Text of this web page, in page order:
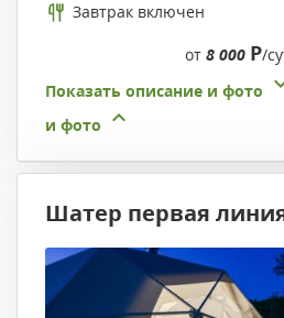
Завтрак включен
от 8 000 Р/
Показать описание и фото
и фото
Шатер первая